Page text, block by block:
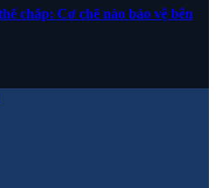
chấp: Cơ chế nào bảo vệ bên